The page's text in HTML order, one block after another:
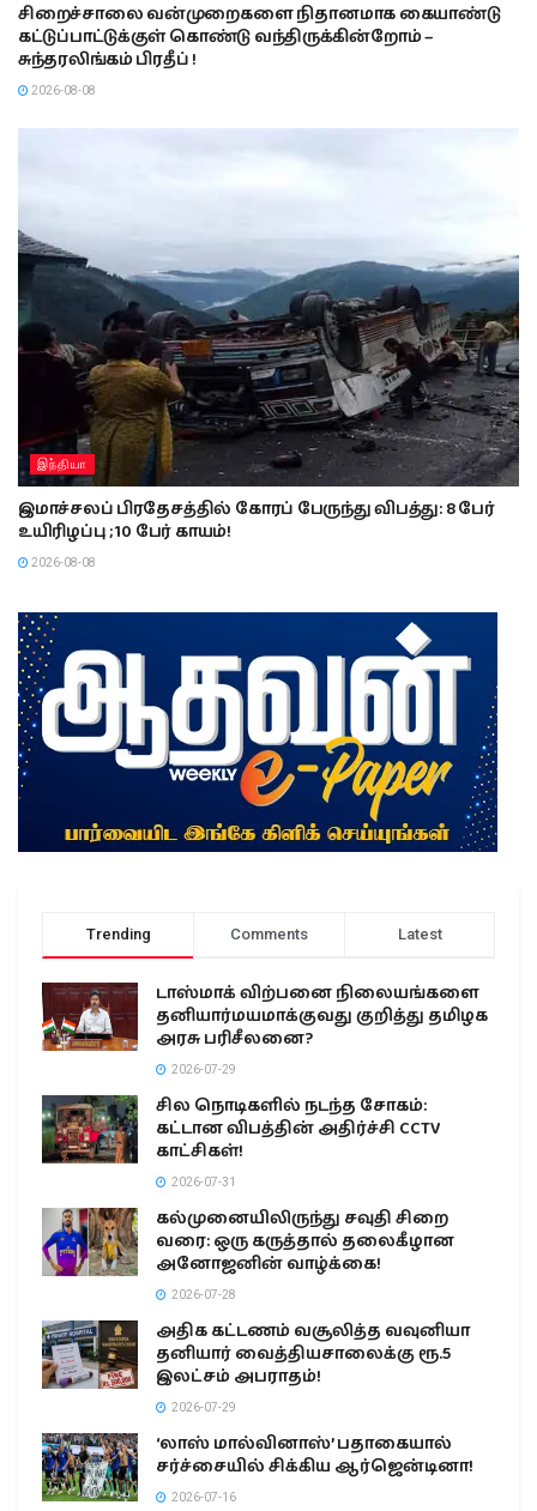
சிறைச்சாலை வன்முறைகளை நிதானமாக கையாண்டு
கட்டுப்பாட்டுக்குள் கொண்டு வந்திருக்கின்றோம் –
சுந்தரலிங்கம் பிரதீப் !
2026-08-08
இந்தியா
இமாச்சலப் பிரதேசத்தில் கோரப் பேருந்து விபத்து: 8 பேர்
உயிரிழப்பு ; 10 பேர் காயம்!
2026-08-08
Trending Comments Latest
டாஸ்மாக் விற்பனை நிலையங்களை
தனியார்மயமாக்குவது குறித்து தமிழக
அரசு பரிசீலனை?
2026-07-29
சில நொடிகளில் நடந்த சோகம்:
கட்டான விபத்தின் அதிர்ச்சி CCTV
காட்சிகள்!
2026-07-31
கல்முனையிலிருந்து சவுதி சிறை
வரை: ஒரு கருத்தால் தலைகீழான
அனோஜனின் வாழ்க்கை!
2026-07-28
அதிக கட்டணம் வசூலித்த வவுனியா
தனியார் வைத்தியசாலைக்கு ரூ.5
இலட்சம் அபராதம்!
2026-07-29
‘லாஸ் மால்வினாஸ்’ பதாகையால்
சர்ச்சையில் சிக்கிய ஆர்ஜென்டினா!
2026-07-16